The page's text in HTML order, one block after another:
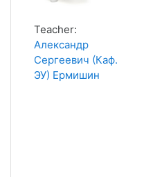
Teacher:
Александр
Сергеевич (Каф.
ЭУ) Ермишин